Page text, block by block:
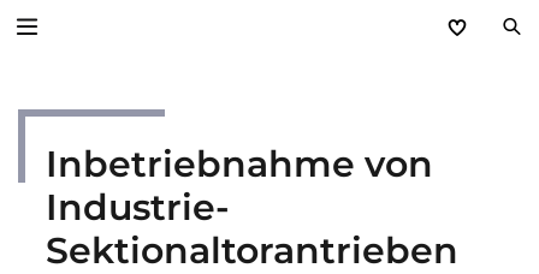
Service
Aktuelles
Inbetriebnahme von
Industrie-
Sektionaltorantrieben